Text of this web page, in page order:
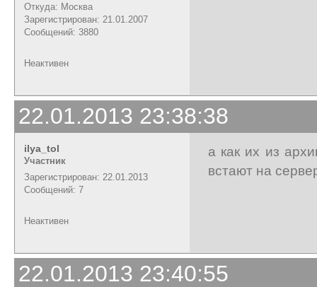
Откуда: Москва
Зарегистрирован: 21.01.2007
Сообщений: 3880
Неактивен
22.01.2013 23:38:38
ilya_tol
Участник
Зарегистрирован: 22.01.2013
Сообщений: 7
а как их из
встают на
Неактивен
22.01.2013 23:40:55